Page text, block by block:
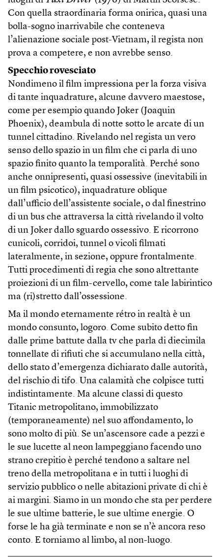
Con quella straordinaria forma onirica, quasi una
bolla-sogno inarrivabile che conteneva
l’alienazione sociale post-Vietnam, il regista non
prova a competere, e non avrebbe senso.
Specchio rovesciato
Nondimeno il film impressiona per la forza visiva
di tante inquadrature, alcune davvero maestose,
come per esempio quando Joker (Joaquin
Phoenix), deambula di notte sotto le arcate di un
tunnel cittadino. Rivelando nel regista un vero
senso dello spazio in un film che ci parla di uno
spazio finito quanto la temporalità. Perché sono
anche onnipresenti, quasi ossessive (inevitabili in
un film psicotico), inquadrature oblique
dall’ufficio dell’assistente sociale, o dal finestrino
di un bus che attraversa la città rivelando il volto
di un Joker dallo sguardo ossessivo. E ricorrono
cunicoli, corridoi, tunnel o vicoli filmati
lateralmente, in sezione, oppure frontalmente.
Tutti procedimenti di regia che sono altrettante
proiezioni di un film-cervello, come tale labirintico
ma (ri)stretto dall’ossessione.
Ma il mondo eternamente rétro in realtà è un
mondo consunto, logoro. Come subito detto fin
dalle prime battute dalla tv che parla di diecimila
tonnellate di rifiuti che si accumulano nella città,
dello stato d’emergenza dichiarato dalle autorità,
del rischio di tifo. Una calamità che colpisce tutti
indistintamente. Ma alcune classi di questo
Titanic metropolitano, immobilizzato
(temporaneamente) nel suo affondamento, lo
sono molto di più. Se un’ascensore cade a pezzi e
le sue lucette al neon lampeggiano facendo uno
strano crepitio è perché tendono a saltare nel
treno della metropolitana e in tutti i luoghi di
servizio pubblico o nelle abitazioni private di chi è
ai margini. Siamo in un mondo che sta per perdere
le sue ultime batterie, le sue ultime energie. O
forse le ha già terminate e non se n’è ancora reso
conto. E torniamo al limbo, al non-luogo.